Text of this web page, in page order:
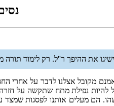
ישיגו את ההיפך ר''ל. רק לימוד
מקובל אצלנו לדבר על אחרי
נפילת מתח שתקשה על
מעלים אותנו לפסגות שמצד